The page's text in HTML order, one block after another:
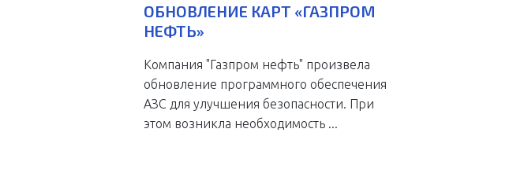
ОБНОВЛЕНИЕ КАРТ «ГАЗПРОМ
НЕФТЬ»
Компания "Газпром нефть" произвела
обновление программного обеспечения
АЗС для улучшения безопасности. При
этом возникла необходимость ...